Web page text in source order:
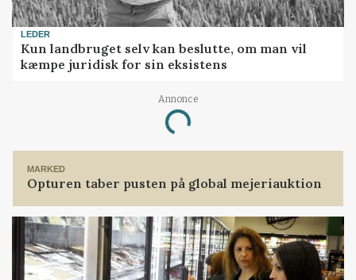
Prøv 30 dage for 30 kr
Allerede abonnement?Log ind her
LEDER
Kun landbruget selv kan beslutte, om man vil
kæmpe juridisk for sin eksistens
Annonce
Loading...
MARKED
Opturen taber pusten på global mejeriauktion